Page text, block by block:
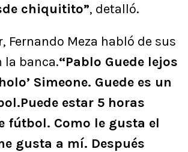
chiquitito”, detalló.
Fernando Meza habló de sus
la banca.“Pablo Guede lejos
Simeone. Guede es un
estar 5 horas
fútbol. Como le gusta el
gusta a mí. Después